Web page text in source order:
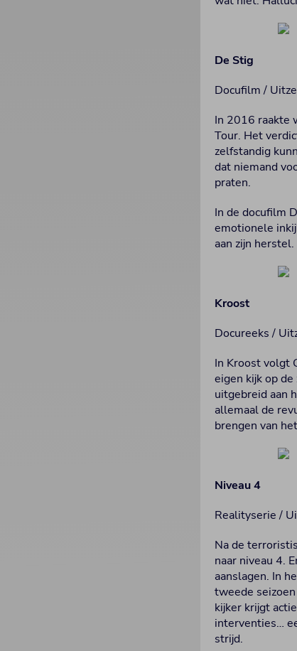
De Stig
Docufilm /
In 2016 raakte
Tour. Het
zelfstandig
dat niemand
praten.
In de docufilm
emotionele
aan zijn herstel.
Kroost
Docureeks /
In Kroost volgt
eigen kijk op
uitgebreid aan
allemaal de
brengen van
Niveau 4
Realityserie /
Na de
naar niveau 4.
aanslagen. In
tweede
kijker krijgt
interventies…
strijd.